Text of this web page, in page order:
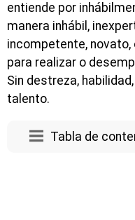
entiende por
manera inhábil,
incompetente, novato,
para realizar o
Sin destreza,
talento.
Tabla de